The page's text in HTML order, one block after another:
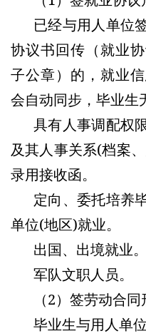
已经与用人单位
协议书回传（就业
子公章）的，就业
会自动同步，毕业生
具有人事调配权
及其人事关系(档案
录用接收函。
定向、委托培养
单位(地区)就业。
出国、出境就业。
军队文职人员。
（2）签劳动合
毕业生与用人单